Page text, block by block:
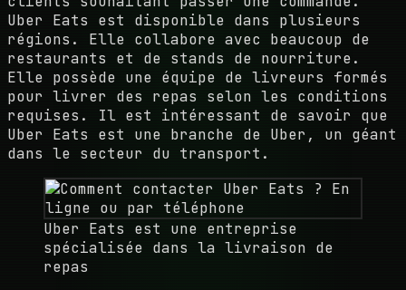
Uber Eats est disponible dans plusieurs
régions. Elle collabore avec beaucoup de
restaurants et de stands de nourriture.
Elle possède une équipe de livreurs formés
pour livrer des repas selon les conditions
requises. Il est intéressant de savoir que
Uber Eats est une branche de Uber, un géant
dans le secteur du transport.
Uber Eats est une entreprise
spécialisée dans la livraison de
repas